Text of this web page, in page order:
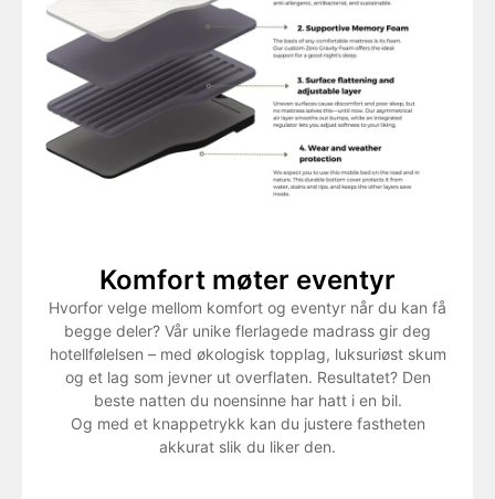
Komfort møter eventyr
Hvorfor velge mellom komfort og eventyr når du kan få
begge deler? Vår unike flerlagede madrass gir deg
hotellfølelsen – med økologisk topplag, luksuriøst skum
og et lag som jevner ut overflaten. Resultatet? Den
beste natten du noensinne har hatt i en bil.
Og med et knappetrykk kan du justere fastheten
akkurat slik du liker den.